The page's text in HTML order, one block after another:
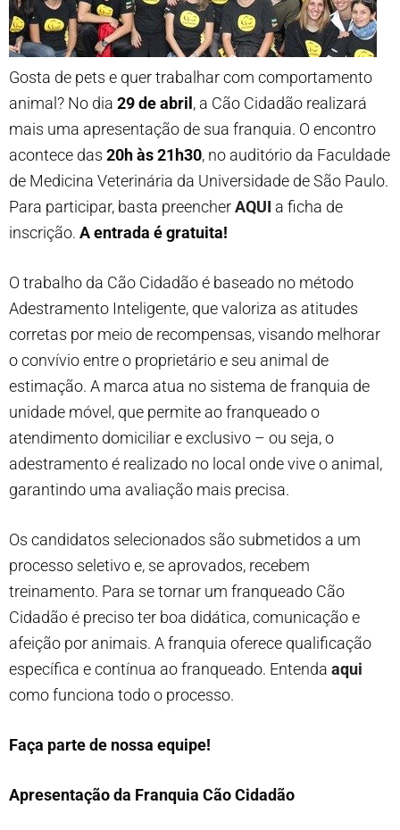
Gosta de pets e quer trabalhar com comportamento
animal? No dia 29 de abril , a Cão Cidadão realizará
mais uma apresentação de sua franquia. O encontro
acontece das 20h às 21h30, no auditório da Faculdade
de Medicina Veterinária da Universidade de São Paulo.
Para participar, basta preencherAQUI a ficha de
inscrição. A entrada é gratuita!
O trabalho da Cão Cidadão é baseado no método
Adestramento Inteligente, que valoriza as atitudes
corretas por meio de recompensas, visando melhorar
o convívio entre o proprietário e seu animal de
estimação. A marca atua no sistema de franquia de
unidade móvel, que permite ao franqueado o
atendimento domiciliar e exclusivo – ou seja, o
adestramento é realizado no local onde vive o animal,
garantindo uma avaliação mais precisa.
Os candidatos selecionados são submetidos a um
processo seletivo e, se aprovados, recebem
treinamento. Para se tornar um franqueado Cão
Cidadão é preciso ter boa didática, comunicação e
afeição por animais. A franquia oferece qualificação
específica e contínua ao franqueado. Entenda aqui
como funciona todo o processo.
Faça parte de nossa equipe!
Apresentação da Franquia Cão Cidadão